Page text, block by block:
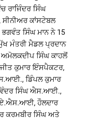
ਰਾਜਿੰਦਰ ਸਿੰਘ
ਕਾਂਸਟੇਬਲ
ਸਿੰਘ ਮਾਨ ਨੇ 15
ਮੰਤਰੀ ਮੈਡਲ ਪ੍ਰਦਾਨ
ਸਿੰਘ ਕਾਹਲੋਂ
ਕੁਮਾਰ ਇੰਸਪੈਕਟਰ,
ਡਿੰਪਲ ਕੁਮਾਰ
ਸਿੰਘ ਐਸ.ਆਈ.,
ਹੌਲਦਾਰ
ਕਰਮਬੀਰ ਸਿੰਘ ਅਤੇ